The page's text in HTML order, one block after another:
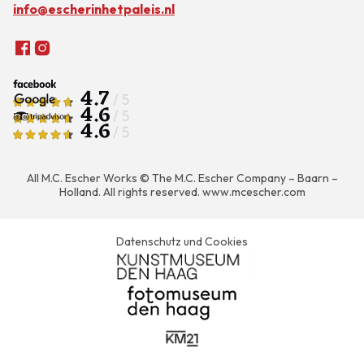
info@escherinhetpaleis.nl
4.7 / 5
4.6 / 5
4.6 / 5
All M.C. Escher Works © The M.C. Escher Company – Baarn –
Holland. All rights reserved. www.mcescher.com
Datenschutz und Cookies